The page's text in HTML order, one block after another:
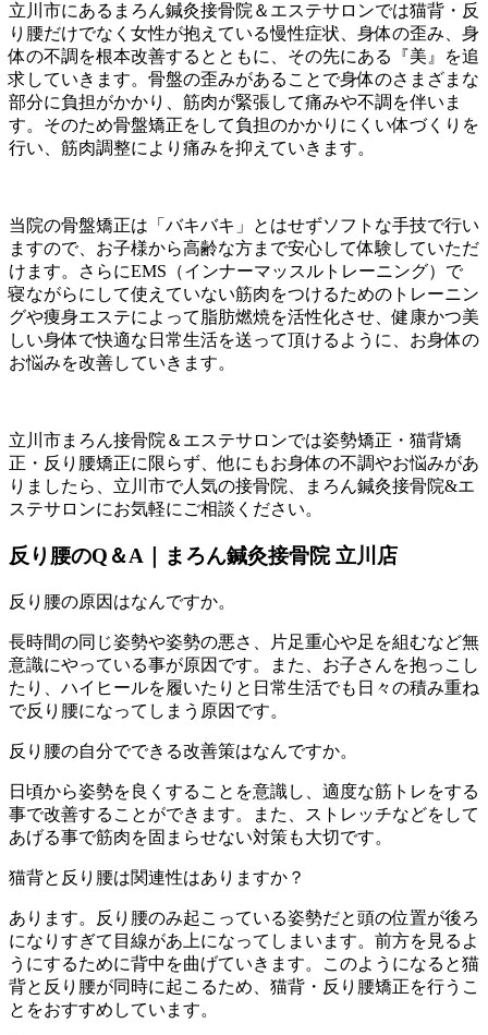
立川市にあるまろん鍼灸接骨院＆エステサロンでは猫背・反
り腰だけでなく女性が抱えている慢性症状、身体の歪み、身
体の不調を根本改善するとともに、その先にある『美』を追
求していきます。骨盤の歪みがあることで身体のさまざまな
部分に負担がかかり、筋肉が緊張して痛みや不調を伴いま
す。そのため骨盤矯正をして負担のかかりにくい体づくりを
行い、筋肉調整により痛みを抑えていきます。
当院の骨盤矯正は「バキバキ」とはせずソフトな手技で行い
ますので、お子様から高齢な方まで安心して体験していただ
けます。さらにEMS（インナーマッスルトレーニング）で
寝ながらにして使えていない筋肉をつけるためのトレーニン
グや痩身エステによって脂肪燃焼を活性化させ、健康かつ美
しい身体で快適な日常生活を送って頂けるように、お身体の
お悩みを改善していきます。
立川市まろん接骨院＆エステサロンでは姿勢矯正・猫背矯
正・反り腰矯正に限らず、他にもお身体の不調やお悩みがあ
りましたら、立川市で人気の接骨院、まろん鍼灸接骨院&エ
ステサロンにお気軽にご相談ください。
反り腰のQ＆A｜まろん鍼灸接骨院 立川店
反り腰の原因はなんですか。
長時間の同じ姿勢や姿勢の悪さ、片足重心や足を組むなど無
意識にやっている事が原因です。また、お子さんを抱っこし
たり、ハイヒールを履いたりと日常生活でも日々の積み重ね
で反り腰になってしまう原因です。
反り腰の自分でできる改善策はなんですか。
日頃から姿勢を良くすることを意識し、適度な筋トレをする
事で改善することができます。また、ストレッチなどをして
あげる事で筋肉を固まらせない対策も大切です。
猫背と反り腰は関連性はありますか？
あります。反り腰のみ起こっている姿勢だと頭の位置が後ろ
になりすぎて目線があ上になってしまいます。前方を見るよ
うにするために背中を曲げていきます。このようになると猫
背と反り腰が同時に起こるため、猫背・反り腰矯正を行うこ
とをおすすめしています。